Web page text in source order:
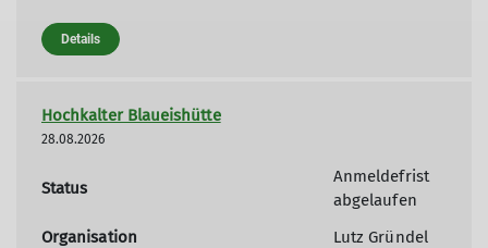
Details
Hochkalter Blaueishütte
28.08.2026
Status
Anmeldefrist
abgelaufen
Organisation
Lutz Gründel